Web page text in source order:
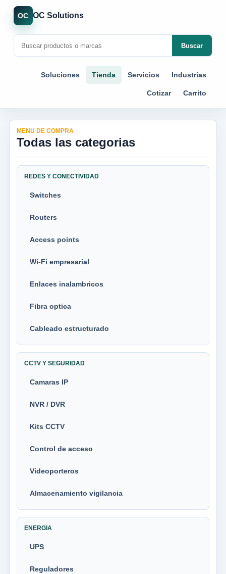
OC OC Solutions
Buscar
Soluciones Tienda Servicios Industrias
Cotizar Carrito
MENU DE COMPRA
Todas las categorias
REDES Y CONECTIVIDAD
Switches
Routers
Access points
Wi-Fi empresarial
Enlaces inalambricos
Fibra optica
Cableado estructurado
CCTV Y SEGURIDAD
Camaras IP
NVR / DVR
Kits CCTV
Control de acceso
Videoporteros
Almacenamiento vigilancia
ENERGIA
UPS
Reguladores